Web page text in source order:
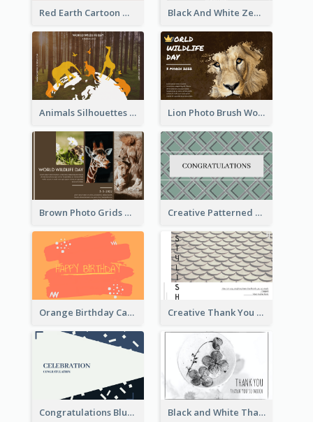
Red Earth Cartoon World Malaria Day Greeting Card Black And White Zebra World Wildlife Day Greeting Card
Animals Silhouettes World Wildlife Day Greeting Card Lion Photo Brush World Wildlife Day Greeting Card
Brown Photo Grids World Wildlife Day Greeting Card Creative Patterned Congratulations Greeting Card
Orange Birthday Card Creative Thank You Card Template
Congratulations Blue Card Black and White Thank You Greeting Card